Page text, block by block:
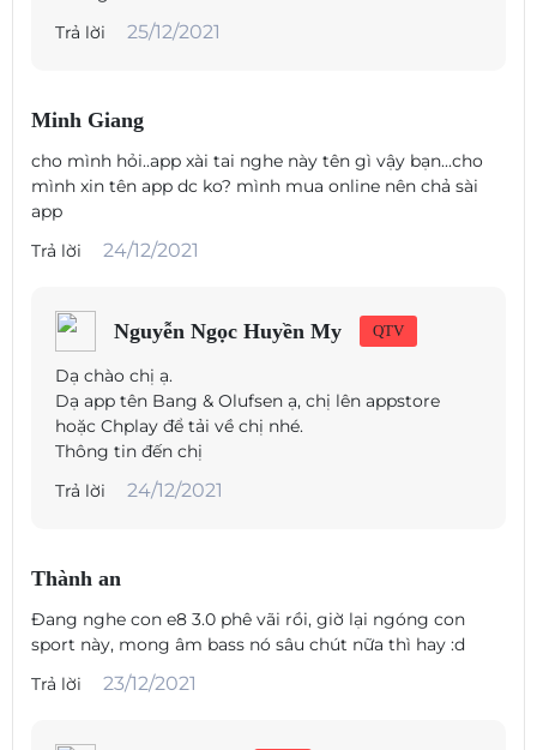
Trả lời
25/12/2021
Minh Giang
cho mình hỏi..app xài tai nghe này tên gì vậy bạn...cho
mình xin tên app dc ko? mình mua online nên chả sài
app
Trả lời
24/12/2021
Nguyễn Ngọc Huyền My QTV
Dạ chào chị ạ.
Dạ app tên Bang & Olufsen ạ, chị lên appstore
hoặc Chplay để tải về chị nhé.
Thông tin đến chị
Trả lời
24/12/2021
Thành an
Đang nghe con e8 3.0 phê vãi rồi, giờ lại ngóng con
sport này, mong âm bass nó sâu chút nữa thì hay :d
Trả lời
23/12/2021